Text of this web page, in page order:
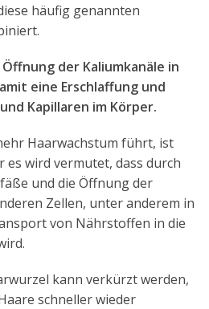
häufig genannten
der Kaliumkanäle in
eine Erschlaffung und
Kapillaren im Körper.
Haarwachstum führt, ist
es wird vermutet, dass durch
und die Öffnung der
Zellen, unter anderem in
von Nährstoffen in die
kann verkürzt werden,
schneller wieder